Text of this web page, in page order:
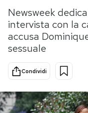
Politica
Tecnologia
Internet
Scienza
Cultura
Economia
Sport
Newsweek
intervista con la
accusa
sessuale
Condividi